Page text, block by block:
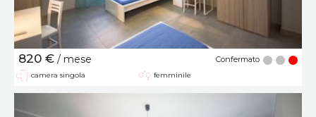
820 € / mese Confermato
camera singola femminile